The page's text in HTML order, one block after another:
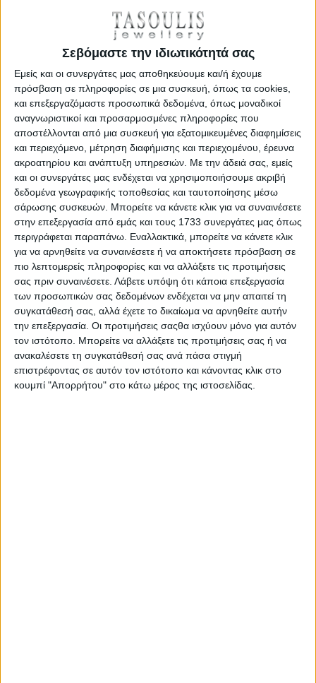
Σεβόμαστε την ιδιωτικότητά σας
Εμείς και οι συνεργάτες μας αποθηκεύουμε και/ή έχουμε
πρόσβαση σε πληροφορίες σε μια συσκευή, όπως τα cookies,
και επεξεργαζόμαστε προσωπικά δεδομένα, όπως μοναδικοί
αναγνωριστικοί και προσαρμοσμένες πληροφορίες που
αποστέλλονται από μια συσκευή για εξατομικευμένες διαφημίσεις
και περιεχόμενο, μέτρηση διαφήμισης και περιεχομένου, έρευνα
ακροατηρίου και ανάπτυξη υπηρεσιών. Με την άδειά σας, εμείς
και οι συνεργάτες μας ενδέχεται να χρησιμοποιήσουμε ακριβή
δεδομένα γεωγραφικής τοποθεσίας και ταυτοποίησης μέσω
σάρωσης συσκευών. Μπορείτε να κάνετε κλικ για να συναινέσετε
στην επεξεργασία από εμάς και τους 1733 συνεργάτες μας όπως
περιγράφεται παραπάνω. Εναλλακτικά, μπορείτε να κάνετε κλικ
για να αρνηθείτε να συναινέσετε ή να αποκτήσετε πρόσβαση σε
πιο λεπτομερείς πληροφορίες και να αλλάξετε τις προτιμήσεις
σας πριν συναινέσετε. Λάβετε υπόψη ότι κάποια επεξεργασία
των προσωπικών σας δεδομένων ενδέχεται να μην απαιτεί τη
συγκατάθεσή σας, αλλά έχετε το δικαίωμα να αρνηθείτε αυτήν
την επεξεργασία. Οι προτιμήσεις σαςθα ισχύουν μόνο για αυτόν
τον ιστότοπο. Μπορείτε να αλλάξετε τις προτιμήσεις σας ή να
ανακαλέσετε τη συγκατάθεσή σας ανά πάσα στιγμή
επιστρέφοντας σε αυτόν τον ιστότοπο και κάνοντας κλικ στο
κουμπί "Απορρήτου" στο κάτω μέρος της ιστοσελίδας.
Χρυσή Αλυσίδα Χεριού 14 Καράτια 4255-1FRA
Χρυσή Αλυσίδα Χεριού 14 Καράτια 4280-1FOU
€ 630,00